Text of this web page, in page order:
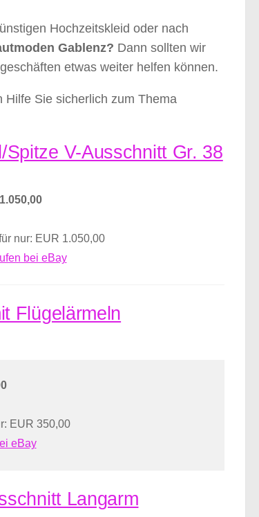
Hochzeitskleid oder nach
Gablenz? Dann sollten wir
etwas weiter helfen können.
Sie sicherlich zum Thema
V-Ausschnitt Gr. 38
nur: EUR 1.050,00
bei eBay
Flügelärmeln
EUR 350,00
eBay
Langarm